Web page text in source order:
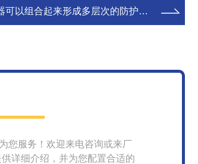
以组合起来形成多层次的防护体系
您服务！欢迎来电咨询或来厂
详细介绍，并为您配置合适的